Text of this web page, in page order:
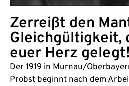
Zerreißt den
Gleichgültigkeit,
euer Herz gelegt!
Der 1919 in Murnau/
Probst beginnt nach dem